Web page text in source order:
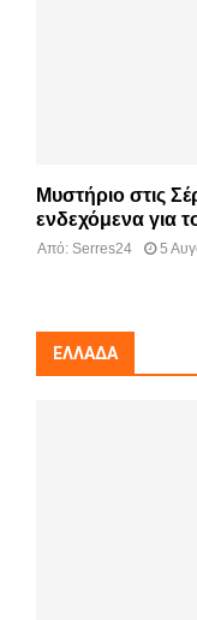
Μυστήριο στις
ενδεχόμενα για
Από: Serres24 5
ΕΛΛΆΔΑ